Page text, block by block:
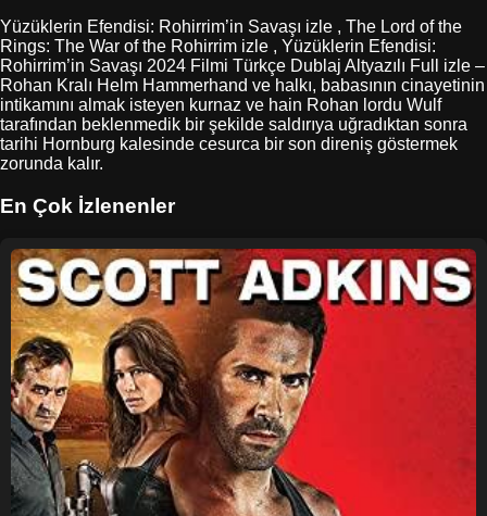
Yüzüklerin Efendisi: Rohirrim’in Savaşı izle , The Lord of the
Rings: The War of the Rohirrim izle , Yüzüklerin Efendisi:
Rohirrim’in Savaşı 2024 Filmi Türkçe Dublaj Altyazılı Full izle –
Rohan Kralı Helm Hammerhand ve halkı, babasının cinayetinin
intikamını almak isteyen kurnaz ve hain Rohan lordu Wulf
tarafından beklenmedik bir şekilde saldırıya uğradıktan sonra
tarihi Hornburg kalesinde cesurca bir son direniş göstermek
zorunda kalır.
En Çok İzlenenler